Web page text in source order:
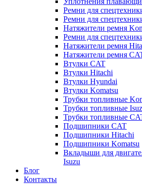
Ремни для
Ремни для
Натяжители ремня
Ремни для
Натяжители ремня
Натяжители ремня
Втулки CAT
Втулки Hitachi
Втулки Hyundai
Втулки Komatsu
Трубки топливные
Трубки топливные
Трубки топливные
Подшипники CAT
Подшипники Hitachi
Подшипники Komatsu
Вкладыши для
Isuzu
Блог
Контакты